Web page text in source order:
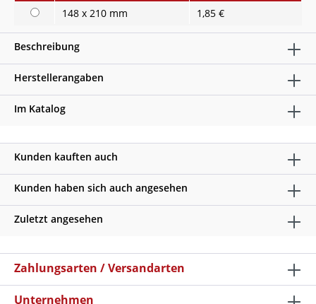
148 x 210 mm
1,85 €
Beschreibung
Herstellerangaben
Im Katalog
Kunden kauften auch
Kunden haben sich auch angesehen
Zuletzt angesehen
Zahlungsarten / Versandarten
Unternehmen